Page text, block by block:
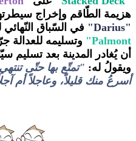
هزيمة الطّاقم وإخراج
"Darius"
في السّباق
Palmont"
وتسليمه للعدالة
أن يُغادر المدينة بعد تسليم
ويقولُ له: "تمتّع بها حتّى
أسرعُ منك قليلاً، وعاجلاً أم